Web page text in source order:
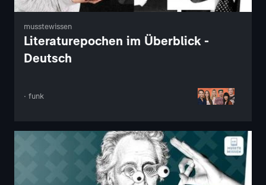
musstewissen
Literaturepochen im Überblick -
Deutsch
· funk